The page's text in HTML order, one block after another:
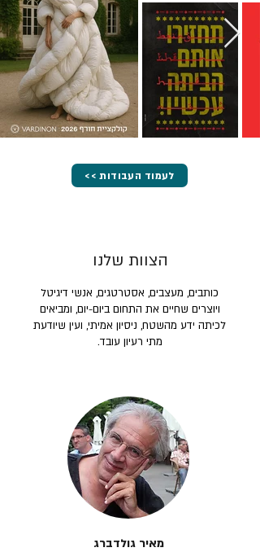
<< לעמוד העבודות
הצוות שלנו
כותבים, מעצבים, אסטרטגים, אנשי דיגיטל
ויוצרים שחיים את התחום ביום-יום, ומביאים
לכיתה ידע מהשטח, ניסיון אמיתי, ועין שיודעת
מתי רעיון עובד.
מאיר גולדברג